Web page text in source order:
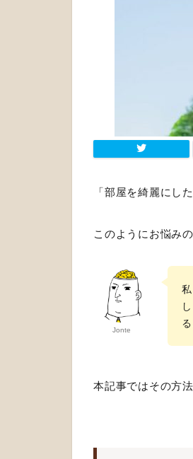
「部屋を綺麗にし
このようにお悩み
Jonte
本記事ではその方